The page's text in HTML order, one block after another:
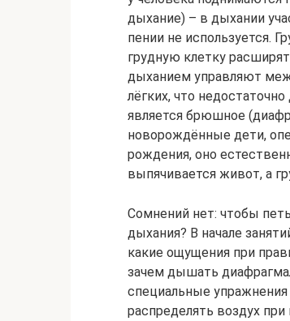
дыхание) – в дыхании
пении не используется.
грудную клетку
дыханием управляют
лёгких, что
является брюшное
новорождённые дети,
рождения, оно
выпячивается живот, а
Сомнений нет: чтобы
дыхания? В начале
какие ощущения при
зачем дышать
специальные
распределять воздух